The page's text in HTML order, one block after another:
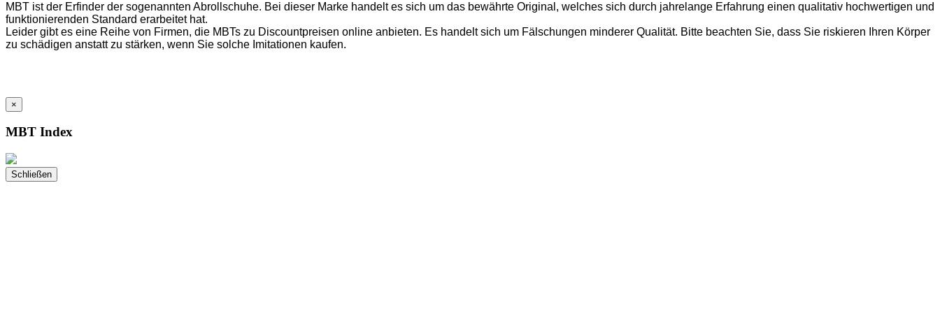
MBT ist der Erfinder der sogenannten Abrollschuhe. Bei dieser Marke handelt es sich um das bewährte Original, welches sich durch jahrelange Erfahrung einen qualitativ hochwertigen und
funktionierenden Standard erarbeitet hat.
Leider gibt es eine Reihe von Firmen, die MBTs zu Discountpreisen online anbieten. Es handelt sich um Fälschungen minderer Qualität. Bitte beachten Sie, dass Sie riskieren Ihren Körper
zu schädigen anstatt zu stärken, wenn Sie solche Imitationen kaufen.
×
MBT Index
Schließen